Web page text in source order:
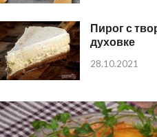
Пирог с
духовке
28.10.2021